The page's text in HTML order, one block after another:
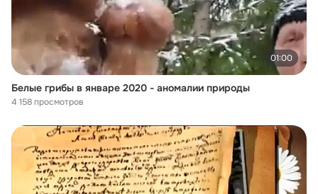
01:00
Белые грибы в январе 2020 - аномалии природы
4 158 просмотров